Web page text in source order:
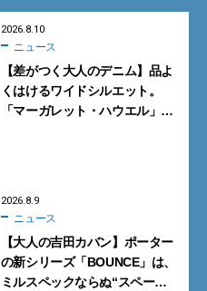
2026.8.10
ニュース
【差がつく大人のデニム】品よ
くはけるワイドシルエット。
「マーガレット・ハウエル」と
2026.8.9
ニュース
【大人の吉田カバン】ポーター
の新シリーズ「BOUNCE」は、
ミルスペックならぬ“スペース